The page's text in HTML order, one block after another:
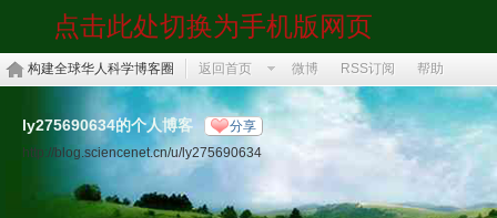
点击此处切换为手机版网页
构建全球华人科学博客圈 返回首页 微博 RSS订阅 帮助
ly275690634的个人博客 分享
http://blog.sciencenet.cn/u/ly275690634